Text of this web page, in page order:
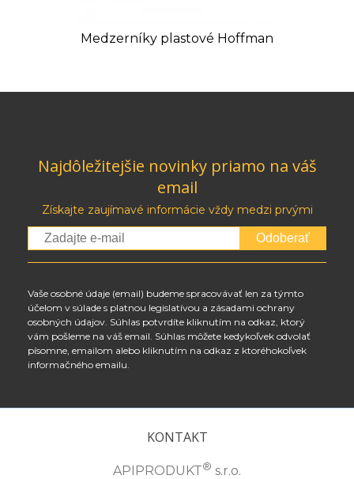
Medzerníky plastové Hoffman
Najdôležitejšie novinky priamo na váš
email
Získajte zaujímavé informácie vždy medzi prvými
Odoberať
Vaše osobné údaje (email) budeme spracovávať len za týmto
účelom v súlade s platnou legislatívou a zásadami ochrany
osobných údajov. Súhlas potvrdíte kliknutím na odkaz, ktorý
vám pošleme na váš email. Súhlas môžete kedykoľvek odvolať
písomne, emailom alebo kliknutím na odkaz z ktoréhokoľvek
informačného emailu.
KONTAKT
APIPRODUKT® s.r.o.